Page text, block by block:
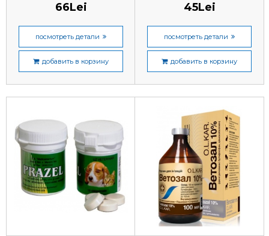
66Lei
посмотреть детали
добавить в корзину
45Lei
посмотреть детали
добавить в корзину